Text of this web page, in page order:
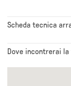
Scheda tecnica
Dove incontrerai